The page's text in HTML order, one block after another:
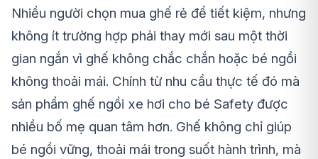
Nhiều người chọn mua ghế rẻ để tiết kiệm, nhưng
không ít trường hợp phải thay mới sau một thời
gian ngắn vì ghế không chắc chắn hoặc bé ngồi
không thoải mái. Chính từ nhu cầu thực tế đó mà
sản phẩm ghế ngồi xe hơi cho bé Safety được
nhiều bố mẹ quan tâm hơn. Ghế không chỉ giúp
bé ngồi vững, thoải mái trong suốt hành trình, mà